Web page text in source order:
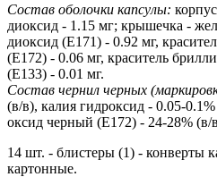
Состав оболочки капсулы:
диоксид - 1.15 мг; крышечка -
диоксид (Е171) - 0.92 мг,
(Е172) - 0.06 мг, краситель
(Е133) - 0.01 мг.
Состав чернил черных
(в/в), калия гидроксид - 0.05-
оксид черный (Е172) - 24-28% (в/
14 шт. - блистеры (1) - конверты
картонные.